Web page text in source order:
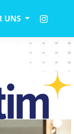
UNS